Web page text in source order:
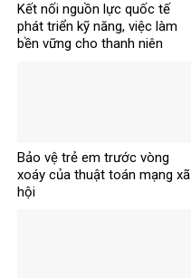
Kết nối nguồn lực quốc tế
phát triển kỹ năng, việc làm
bền vững cho thanh niên
Bảo vệ trẻ em trước vòng
xoáy của thuật toán mạng xã
hội